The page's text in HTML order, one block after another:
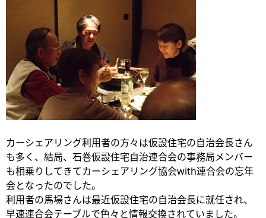
カーシェアリング利用者の方々は仮設住宅の自治会長さん
も多く、結局、石巻仮設住宅自治連合会の事務局メンバー
も相乗りしてきてカーシェアリング協会with連合会の忘年
会となったのでした。
利用者の馬場さんは最近仮設住宅の自治会長に就任され、
早速連合会テーブルで色々と情報交換されていました。